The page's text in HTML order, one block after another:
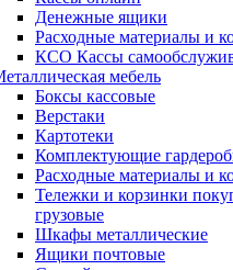
Денежные ящики
Расходные материалы и
КСО Кассы
мебель
Боксы кассовые
Верстаки
Картотеки
Комплектующие
Расходные материалы и
Тележки и корзинки
грузовые
Шкафы металлические
Ящики почтовые